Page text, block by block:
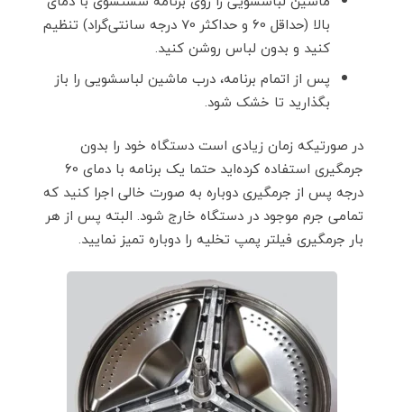
بالا (حداقل 60 و حداکثر 70 درجه سانتی‌گراد) تنظیم
کنید و بدون لباس روشن کنید.
پس از اتمام برنامه، درب ماشین لباسشویی را باز
بگذارید تا خشک شود.
در صورتیکه زمان زیادی است دستگاه خود را بدون
جرمگیری استفاده کرده‌اید حتما یک برنامه با دمای 60
درجه پس از جرمگیری دوباره به صورت خالی اجرا کنید که
تمامی جرم موجود در دستگاه خارج شود. البته پس از هر
بار جرمگیری فیلتر پمپ تخلیه را دوباره تمیز نمایید.